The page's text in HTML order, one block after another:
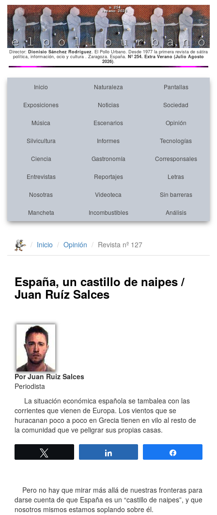
Director: Dionisio Sánchez Rodríguez. El Pollo Urbano. Desde 1977 la primera revista de sátira
política, información, ocio y cultura . Zaragoza. España. Nº 254. Extra Verano (Julio Agosto
2026).
Inicio Naturaleza Pantallas
Exposiciones Noticias Sociedad
Música Escenarios Opinión
Silvicultura Informes Tecnologías
Ciencia Gastronomía Corresponsales
Entrevistas Reportajes Letras
Nosotras Videoteca Sin barreras
Mancheta Incombustibles Análisis
Inicio Opinión Revista nº 127
España, un castillo de naipes /
Juan Ruíz Salces
PorJuan Ruiz Salces
Periodista
La situación económica española se tambalea con las
corrientes que vienen de Europa. Los vientos que se
huracanan poco a poco en Grecia tienen en vilo al resto de
la comunidad que ve peligrar sus propias casas.
Pero no hay que mirar más allá de nuestras fronteras para
darse cuenta de que España es un “castillo de naipes”, y que
nosotros mismos estamos soplando sobre él.